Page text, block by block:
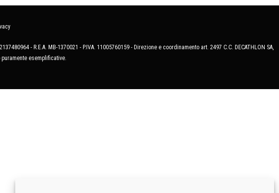
- R.E.A. MB-1370021 - P.IVA. 11005760159 - Direzione e coordinamento art. 2497 C.C. DECATHLON SA,
esemplificative.